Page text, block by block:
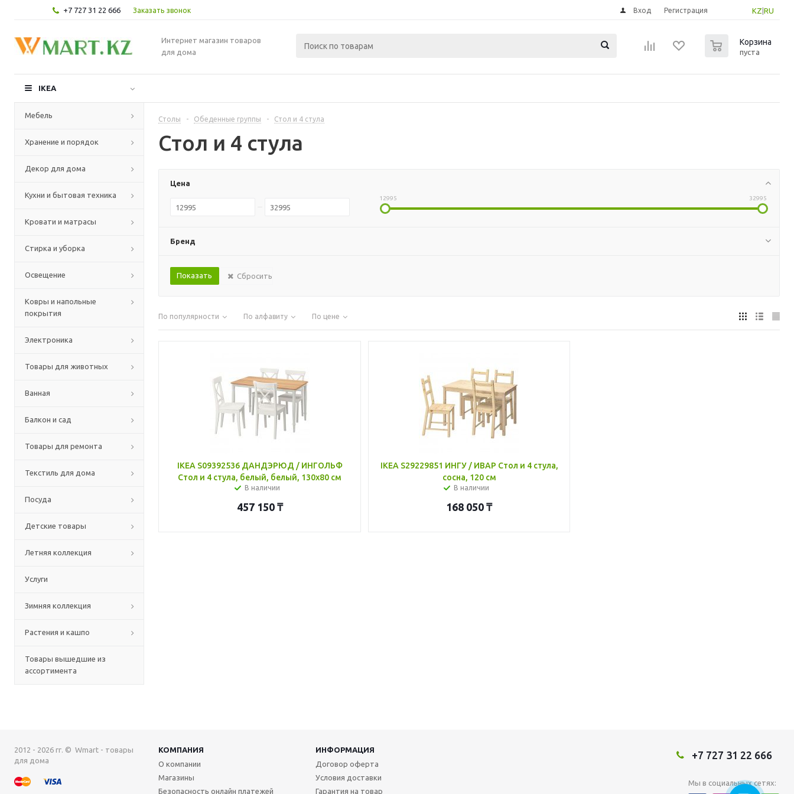
+7 727 31 22 666 Заказать звонок KZ RU
Вход Регистрация
Интернет магазин товаров
для дома
Корзина
пуста
IKEA
Мебель
Хранение и порядок
Декор для дома
Кухни и бытовая техника
Кровати и матрасы
Стирка и уборка
Освещение
Ковры и напольные
покрытия
Электроника
Товары для животных
Ванная
Балкон и сад
Товары для ремонта
Текстиль для дома
Посуда
Детские товары
Летняя коллекция
Услуги
Зимняя коллекция
Растения и кашпо
Товары вышедшие из
ассортимента
Столы - Обеденные группы - Стол и 4 стула
Стол и 4 стула
Цена
12995 32995
Бренд
Сбросить
По популярности По алфавиту По цене
IKEA S09392536 ДАНДЭРЮД / ИНГОЛЬФ
Стол и 4 стула, белый, белый, 130x80 см
В наличии
457 150₸
IKEA S29229851 ИНГУ / ИВАР Стол и 4 стула,
сосна, 120 см
В наличии
168 050 ₸
2012 - 2026 гг. © Wmart - товары
для дома
КОМПАНИЯ
ИНФОРМАЦИЯ
О компании
Магазины
Безопасность онлайн платежей
Договор оферта
Условия доставки
Гарантия на товар
+7 727 31 22 666
Мы в социальных сетях: